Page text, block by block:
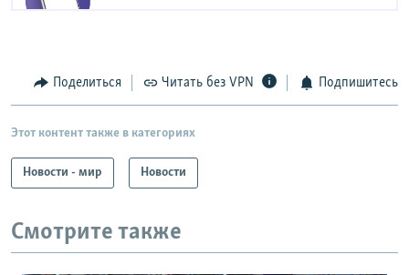
Поделиться Читать без VPN Подпишитесь
Этот контент также в категориях
Новости - мир Новости
Смотрите также